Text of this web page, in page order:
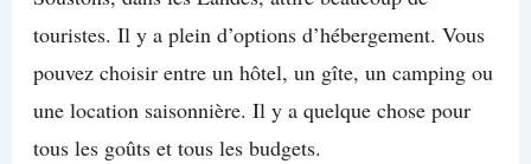
touristes. Il y a plein d’options d’hébergement. Vous
pouvez choisir entre un hôtel, un gîte, un camping ou
une location saisonnière. Il y a quelque chose pour
tous les goûts et tous les budgets.